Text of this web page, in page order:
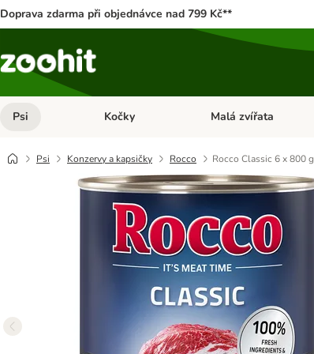
Doprava zdarma při objednávce nad 799 Kč**
Psi Otevřít menu: Psi
Kočky Otevřít menu: Kočky
Malá zvířata
Psi Konzervy a kapsičky Rocco Rocco Classic 6 x 800 g